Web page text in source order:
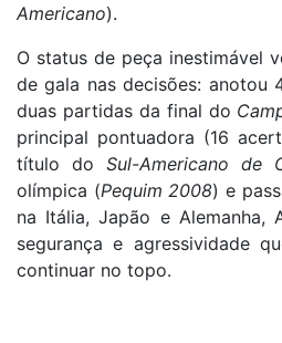
Americano).
O status de peça inestimável
de gala nas decisões: anotou
duas partidas da final do
principal pontuadora (16
título do Sul-Americano de
olímpica (Pequim 2008) e
na Itália, Japão e Alemanha,
segurança e agressividade
continuar no topo.